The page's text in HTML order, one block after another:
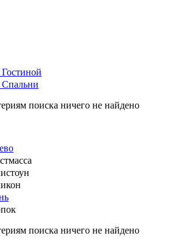
Спальни
поиска ничего не найдено
поиска ничего не найдено